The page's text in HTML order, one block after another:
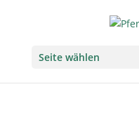
Seite wählen